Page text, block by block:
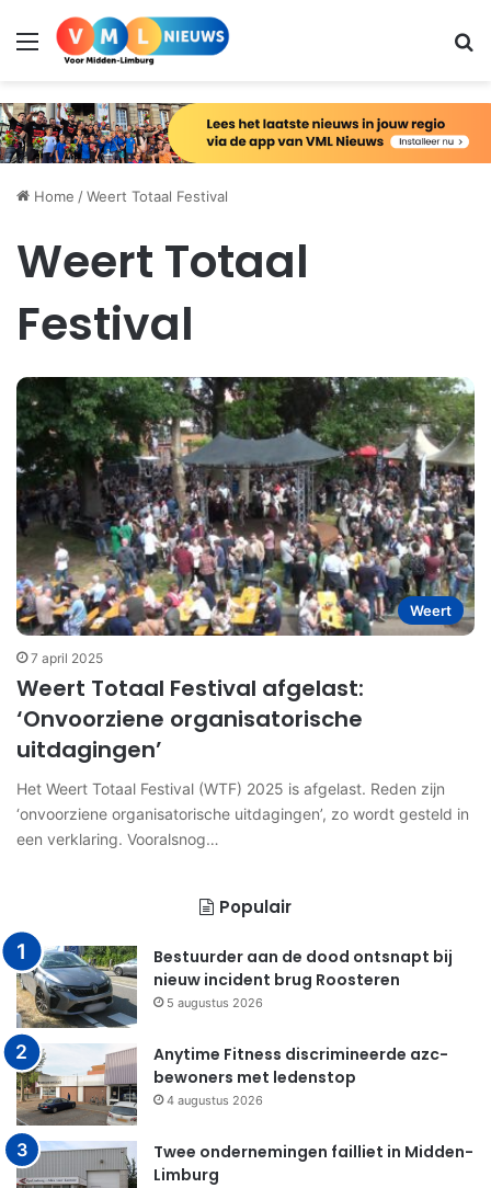
Menu
Home /Weert Totaal Festival
Weert Totaal
Festival
Weert
7 april 2025
Weert Totaal Festival afgelast:
‘Onvoorziene organisatorische
uitdagingen’
Het Weert Totaal Festival (WTF) 2025 is afgelast. Reden zijn
‘onvoorziene organisatorische uitdagingen’, zo wordt gesteld in
een verklaring. Vooralsnog…
Populair
Bestuurder aan de dood ontsnapt bij
nieuw incident brug Roosteren
5 augustus 2026
Anytime Fitness discrimineerde azc-
bewoners met ledenstop
4 augustus 2026
Twee ondernemingen failliet in Midden-
Limburg